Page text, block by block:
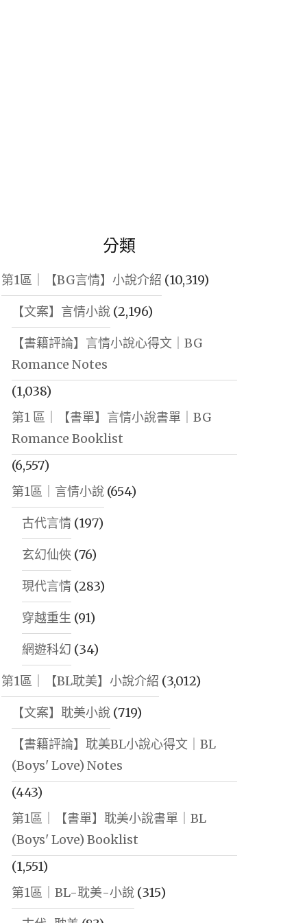
分類
第1區｜【BG言情】小說介紹 (10,319)
【文案】言情小說(2,196)
【書籍評論】言情小說心得文｜BG
Romance Notes
(1,038)
第1 區｜【書單】言情小說書單｜BG
Romance Booklist
(6,557)
第1區｜言情小說(654)
古代言情(197)
玄幻仙俠 (76)
現代言情(283)
穿越重生 (91)
網遊科幻 (34)
第1區｜【BL耽美】小說介紹 (3,012)
【文案】耽美小說(719)
【書籍評論】耽美BL小說心得文｜BL
(Boys' Love) Notes
(443)
第1區｜【書單】耽美小說書單｜BL
(Boys' Love) Booklist
(1,551)
第1區｜BL-耽美-小說(315)